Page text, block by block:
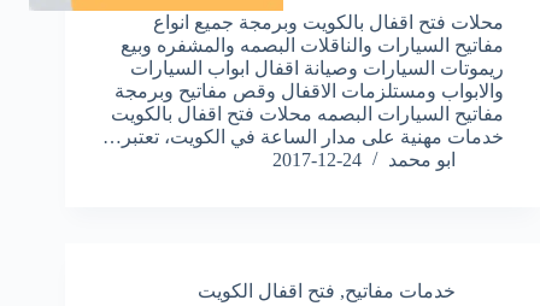
محلات فتح اقفال بالكويت وبرمجة جميع انواع
مفاتيح السيارات والناقلات البصمه والمشفره وبيع
ريموتات السيارات وصيانة اقفال ابواب السيارات
والابواب ومستلزمات الاقفال وقص مفاتيح وبرمجة
مفاتيح السيارات البصمه محلات فتح اقفال بالكويت
خدمات مهنية على مدار الساعة في الكويت، تعتبر…
ابو محمد
2017-12-24
خدمات مفاتيح, فتح اقفال الكويت